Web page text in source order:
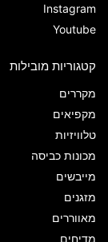
Instagram
Youtube
קטגוריות מובילות
מקררים
מקפיאים
טלוויזיות
מכונות כביסה
מייבשים
מזגנים
מאווררים
מדיחים